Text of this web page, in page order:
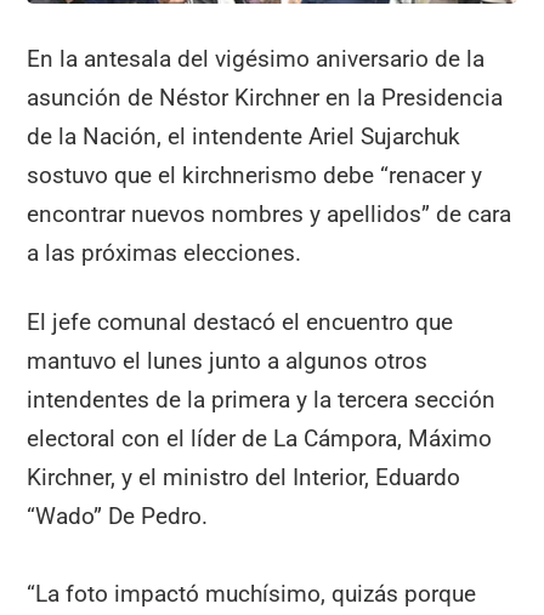
En la antesala del vigésimo aniversario de la
asunción de Néstor Kirchner en la Presidencia
de la Nación, el intendente Ariel Sujarchuk
sostuvo que el kirchnerismo debe “renacer y
encontrar nuevos nombres y apellidos” de cara
a las próximas elecciones.
El jefe comunal destacó el encuentro que
mantuvo el lunes junto a algunos otros
intendentes de la primera y la tercera sección
electoral con el líder de La Cámpora, Máximo
Kirchner, y el ministro del Interior, Eduardo
“Wado” De Pedro.
“La foto impactó muchísimo, quizás porque